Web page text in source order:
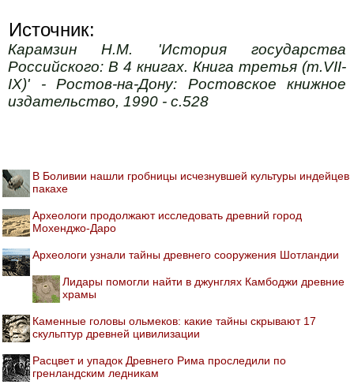
Источник:
Карамзин Н.М. 'История государства
Российского: В 4 книгах. Книга третья (т.VII-
IX)' - Ростов-на-Дону: Ростовское книжное
издательство, 1990 - с.528
В Боливии нашли гробницы исчезнувшей культуры индейцев
пакахе
Археологи продолжают исследовать древний город
Мохенджо-Даро
Археологи узнали тайны древнего сооружения Шотландии
Лидары помогли найти в джунглях Камбоджи древние
храмы
Каменные головы ольмеков: какие тайны скрывают 17
скульптур древней цивилизации
Расцвет и упадок Древнего Рима проследили по
гренландским ледникам